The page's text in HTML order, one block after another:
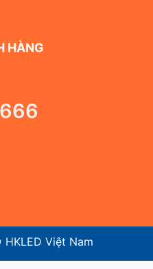
HÀNG
HKLED Việt Nam